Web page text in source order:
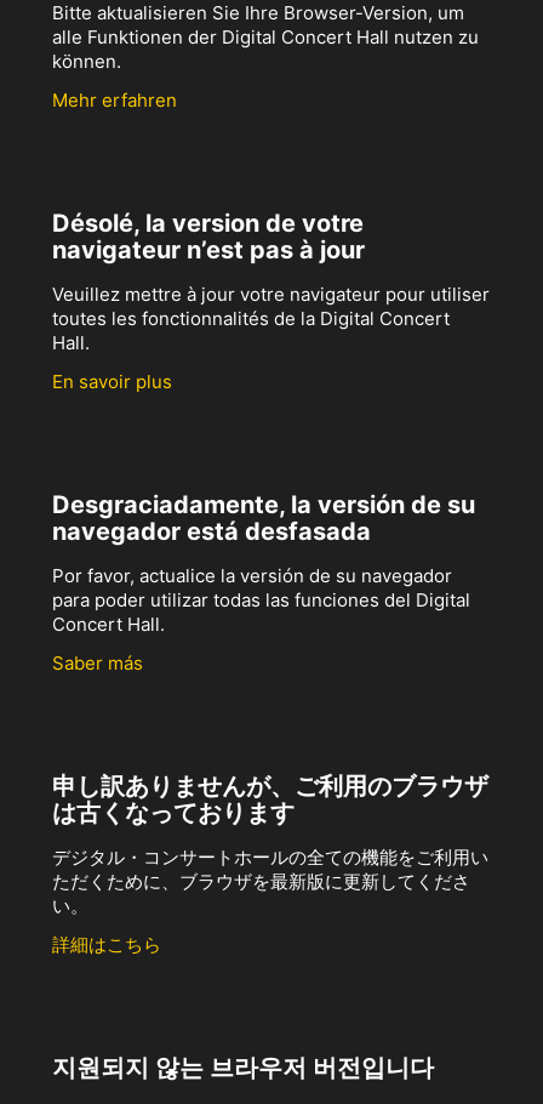
Bitte aktualisieren Sie Ihre Browser-Version, um
alle Funktionen der Digital Concert Hall nutzen zu
können.
Mehr erfahren
Désolé, la version de votre
navigateur n’est pas à jour
Veuillez mettre à jour votre navigateur pour utiliser
toutes les fonctionnalités de la Digital Concert
Hall.
En savoir plus
Desgraciadamente, la versión de su
navegador está desfasada
Por favor, actualice la versión de su navegador
para poder utilizar todas las funciones del Digital
Concert Hall.
Saber más
申し訳ありませんが、ご利用のブラウザ
は古くなっております
デジタル・コンサートホールの全ての機能をご利用い
ただくために、ブラウザを最新版に更新してくださ
い。
詳細はこちら
지원되지 않는 브라우저 버전입니다